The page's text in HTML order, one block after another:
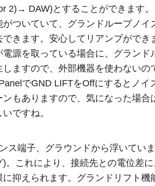
2)→ DAW)とすることができます
がついていて、グランドループノイ
できます。安心してリアンプができ
源を取っている場合に、グランド
しますので、外部機器を使わないの
でGND LIFTをOffにするとノイ
ンもありますので、気になった場合
ですね。
ス端子、グラウンドから浮いてい
)。これにより、接続先との電位差
に抑えられます。グランドリフト機